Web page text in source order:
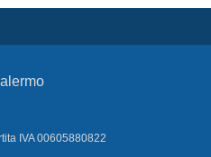
IVA 00605880822